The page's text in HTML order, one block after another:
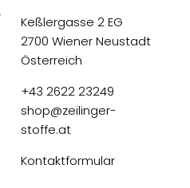
Keßlergasse 2 EG
2700 Wiener Neustadt
Österreich
+43 2622 23249
shop@zeilinger-
stoffe.at
Kontaktformular